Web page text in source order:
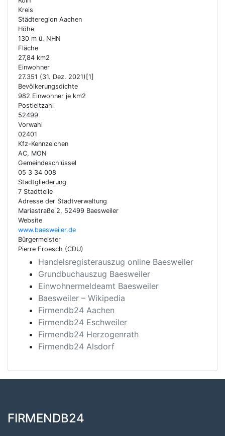
Kreis
Städteregion Aachen
Höhe
130 m ü. NHN
Fläche
27,84 km2
Einwohner
27.351 (31. Dez. 2021)[1]
Bevölkerungsdichte
982 Einwohner je km2
Postleitzahl
52499
Vorwahl
02401
Kfz-Kennzeichen
AC, MON
Gemeindeschlüssel
05 3 34 008
Stadtgliederung
7 Stadtteile
Adresse der Stadtverwaltung
Mariastraße 2, 52499 Baesweiler
Website
www.baesweiler.de
Bürgermeister
Pierre Froesch (CDU)
Handelsregisterauszug online Baesweiler
Grundbuchauszug Baesweiler
Einwohnermeldeamt Baesweiler
Baesweiler – Wikipedia
Firmendb24 Aachen
Firmendb24 Eschweiler
Firmendb24 Herzogenrath
Firmendb24 Alsdorf
FIRMENDB24